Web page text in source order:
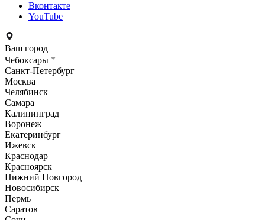
Вконтакте
YouTube
Ваш город
Чебоксары
Санкт-Петербург
Москва
Челябинск
Самара
Калининград
Воронеж
Екатеринбург
Ижевск
Краснодар
Красноярск
Нижний Новгород
Новосибирск
Пермь
Саратов